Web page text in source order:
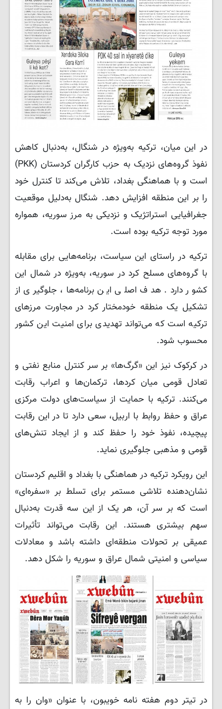
در این میان، ترکیه به‌ویژه در شنگال، به‌دنبال کاهش
نفوذ گروه‌های نزدیک به حزب کارگران کردستان (PKK)
است و با هماهنگی بغداد، تلاش می‌کند تا کنترل خود
را بر این منطقه افزایش دهد. شنگال به‌دلیل موقعیت
جغرافیایی استراتژیک و نزدیکی به مرز سوریه، همواره
مورد توجه ترکیه بوده است.
ترکیه در راستای این سیاست، برنامه‌هایی برای مقابله
با گروه‌های مسلح کرد در سوریه، به‌ویژه در شمال این
کشور دارد. هدف اصلی این برنامه‌ها، جلوگیری از
تشکیل یک منطقه خودمختار کرد در مجاورت مرزهای
ترکیه است که می‌تواند تهدیدی برای امنیت این کشور
محسوب شود.
در کرکوک نیز این «گرگ‌ها» بر سر کنترل منابع نفتی و
تعادل قومی میان کردها، ترکمان‌ها و اعراب رقابت
می‌کنند. ترکیه با حمایت از سیاست‌های دولت مرکزی
عراق و حفظ روابط با اربیل، سعی دارد تا در این رقابت
پیچیده، نفوذ خود را حفظ کند و از ایجاد تنش‌های
قومی و مذهبی جلوگیری نماید.
این رویکرد ترکیه در هماهنگی با بغداد و اقلیم کردستان
نشان‌دهنده تلاشی مستمر برای تسلط بر «سفره‌ای»
است که بر سر آن، هر یک از این سه قدرت به‌دنبال
سهم بیشتری هستند. این رقابت می‌تواند تأثیرات
عمیقی بر تحولات منطقه‌ای داشته باشد و معادلات
سیاسی و امنیتی شمال عراق و سوریه را شکل دهد.
در تیتر دوم هفته نامه خویبون، با عنوان «وان را به